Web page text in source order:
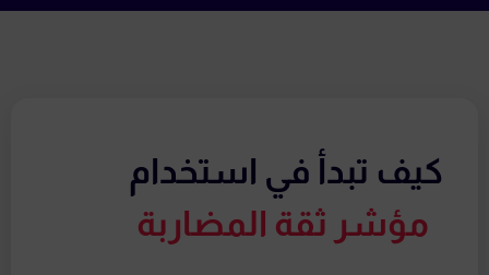
كيف تبدأ في استخدام
مؤشر ثقة المضاربة